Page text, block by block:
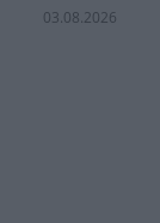
03.08.2026